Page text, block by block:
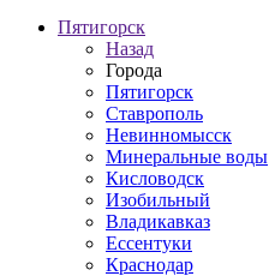
Пятигорск
Назад
Города
Пятигорск
Ставрополь
Невинномысск
Минеральные воды
Кисловодск
Изобильный
Владикавказ
Ессентуки
Краснодар